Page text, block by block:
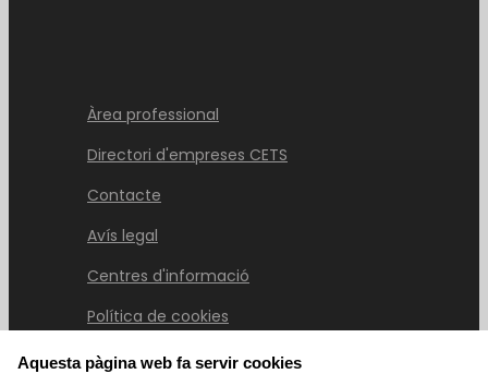
Àrea professional
Directori d'empreses CETS
Contacte
Avís legal
Centres d'informació
Política de cookies
Aquesta pàgina web fa servir cookies